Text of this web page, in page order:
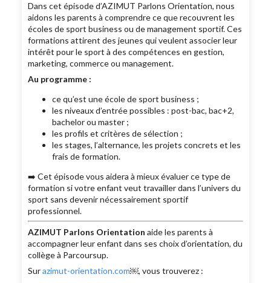
Dans cet épisode d’AZIMUT Parlons Orientation, nous
aidons les parents à comprendre ce que recouvrent les
écoles de sport business ou de management sportif. Ces
formations attirent des jeunes qui veulent associer leur
intérêt pour le sport à des compétences en gestion,
marketing, commerce ou management.
Au programme :
ce qu’est une école de sport business ;
les niveaux d’entrée possibles : post-bac, bac+2,
bachelor ou master ;
les profils et critères de sélection ;
les stages, l’alternance, les projets concrets et les
frais de formation.
➡️ Cet épisode vous aidera à mieux évaluer ce type de
formation si votre enfant veut travailler dans l’univers du
sport sans devenir nécessairement sportif
professionnel.
AZIMUT Parlons Orientation aide les parents à
accompagner leur enfant dans ses choix d’orientation, du
collège à Parcoursup.
Surazimut-orientation.com￼, vous trouverez :